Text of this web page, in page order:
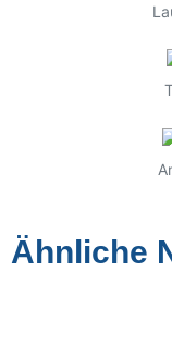
Ähnliche